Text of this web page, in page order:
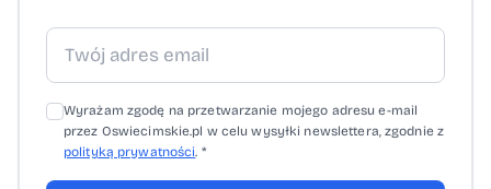
Wyrażam zgodę na przetwarzanie mojego adresu e-mail
przez Oswiecimskie.pl w celu wysyłki newslettera, zgodnie z
polityką prywatności. *